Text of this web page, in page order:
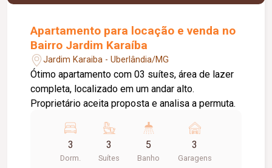
Apartamento para locação e venda no
Bairro Jardim Karaíba
Jardim Karaiba - Uberlândia/MG
Ótimo apartamento com 03 suítes, área de lazer
completa, localizado em um andar alto.
Proprietário aceita proposta e analisa a permuta.
3
Dorm.
3
Suítes
5
Banho
3
Garagens